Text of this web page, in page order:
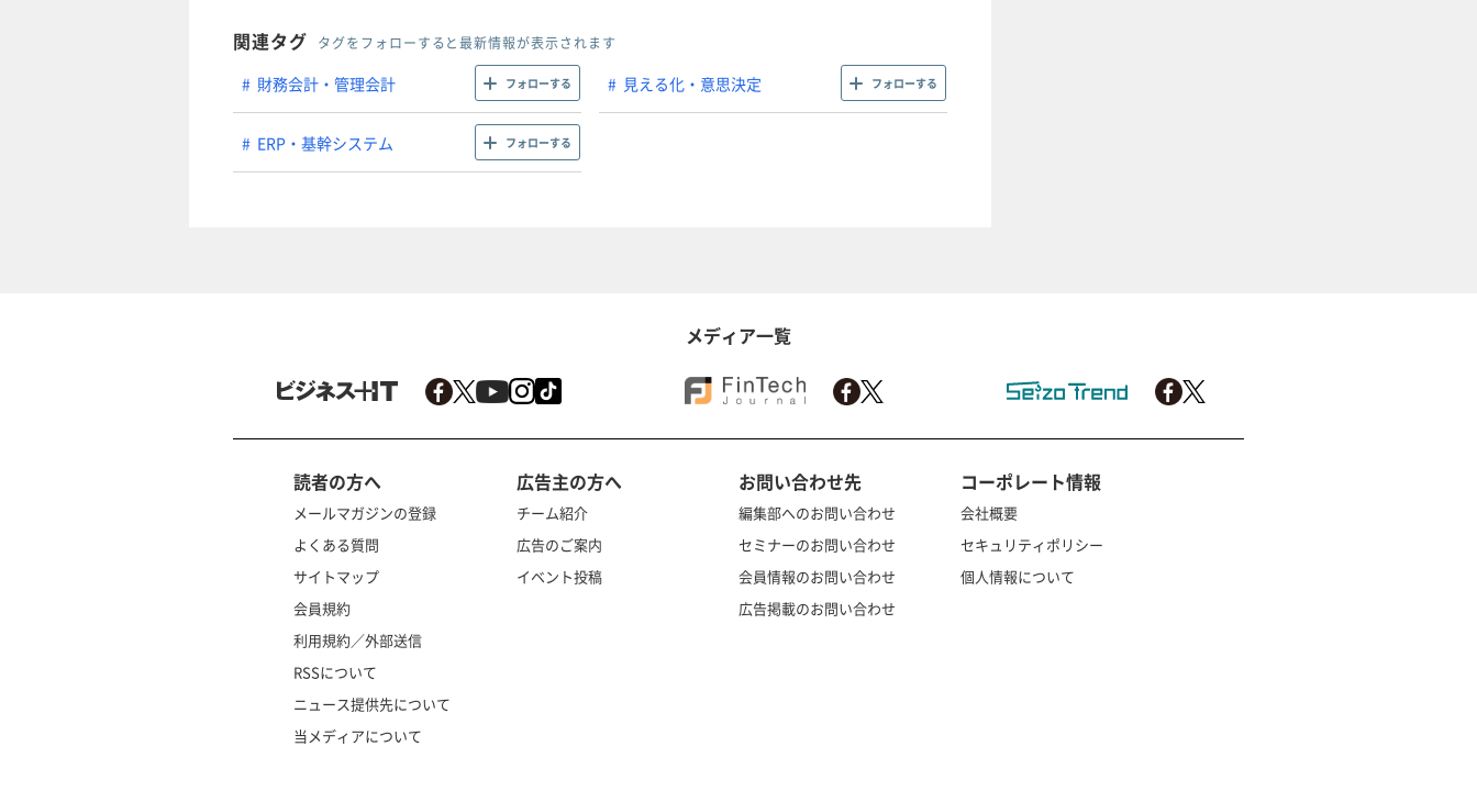
関連タグ タグをフォローすると最新情報が表示されます
財務会計・管理会計 フォローする 見える化・意思決定 フォローする
ERP・基幹システム フォローする
メディア一覧
読者の方へ
メールマガジンの登録
よくある質問
サイトマップ
会員規約
利用規約／外部送信
RSSについて
ニュース提供先について
当メディアについて
広告主の方へ
チーム紹介
広告のご案内
イベント投稿
お問い合わせ先
編集部へのお問い合わせ
セミナーのお問い合わせ
会員情報のお問い合わせ
広告掲載のお問い合わせ
コーポレート情報
会社概要
セキュリティポリシー
個人情報について